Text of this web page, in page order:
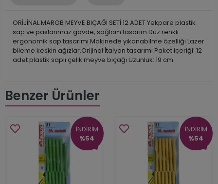
ORİJİNAL MAROB MEYVE BIÇAĞI SETİ 12 ADET Yekpare plastik
sap ve paslanmaz gövde, sağlam tasarım.Düz renkli
ergonomik sap tasarımı.Makinede yıkanabilme özelliği Lazer
bileme keskin ağızlar.Orijinal İtalyan tasarımı Paket içeriği: 12
adet plastik saplı çelik meyve bıçağı Uzunluk: 19 cm
Benzer Ürünler
İNDİRİM
%54
İNDİRİM
%54